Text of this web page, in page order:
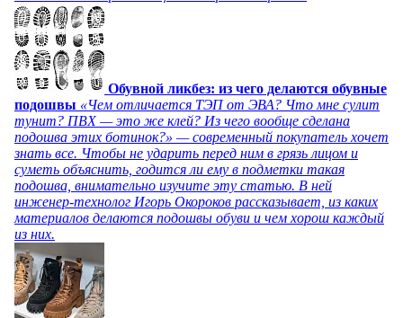
Обувной ликбез: из чего делаются обувные
подошвы «Чем отличается ТЭП от ЭВА? Что мне сулит
тунит? ПВХ — это же клей? Из чего вообще сделана
подошва этих ботинок?» — современный покупатель хочет
знать все. Чтобы не ударить перед ним в грязь лицом и
суметь объяснить, годится ли ему в подметки такая
подошва, внимательно изучите эту статью. В ней
инженер-технолог Игорь Окороков рассказывает, из каких
материалов делаются подошвы обуви и чем хорош каждый
из них.